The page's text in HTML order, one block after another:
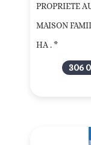
PROPRIETE
MAISON
HA . *
306